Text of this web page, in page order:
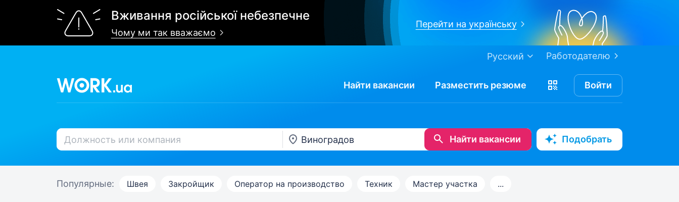
Вживання російської небезпечне
Чому ми так вважаємо
Перейти на українську
Работодателю
Русский
Найти вакансии Разместить резюме Войти
Найти вакансии Подобрать
Популярные: Швея Закройщик Оператор на производство Техник Мастер участка ...